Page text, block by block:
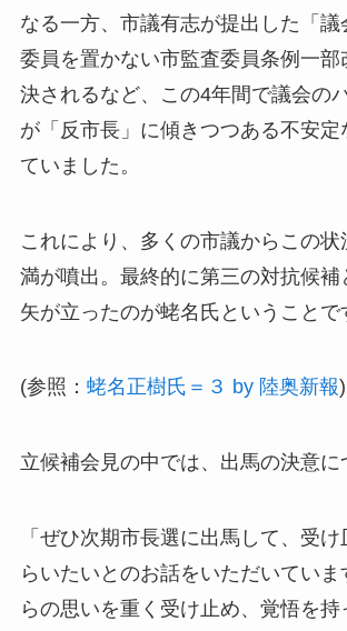
なる一方、市議有志が提出した「議
委員を置かない市監査委員条例一部
決されるなど、
この4年間で議会の
が「反市長」に傾きつつある不安定
ていました。
これにより、多くの市議からこの状
満が噴出。 最終的に第三の対抗候補
矢が立ったのが蛯名氏ということで
(参照： 蛯名正樹氏＝３ by 陸奥新報)
立候補会見の中では、出馬の決意に
「ぜひ次期市長選に出馬して、受
らいたいとのお話をいただいてい
らの思いを重く受け止め、覚悟を